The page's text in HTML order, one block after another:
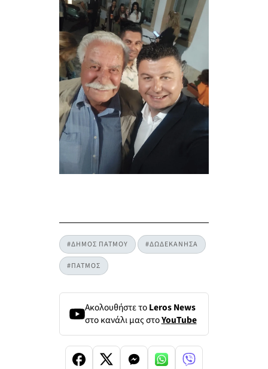
#ΔΗΜΟΣ ΠΑΤΜΟΥ #ΔΩΔΕΚΑΝΗΣΑ
#ΠΑΤΜΟΣ
Ακολουθήστε τοLeros News
στο κανάλι μας στοYouTube